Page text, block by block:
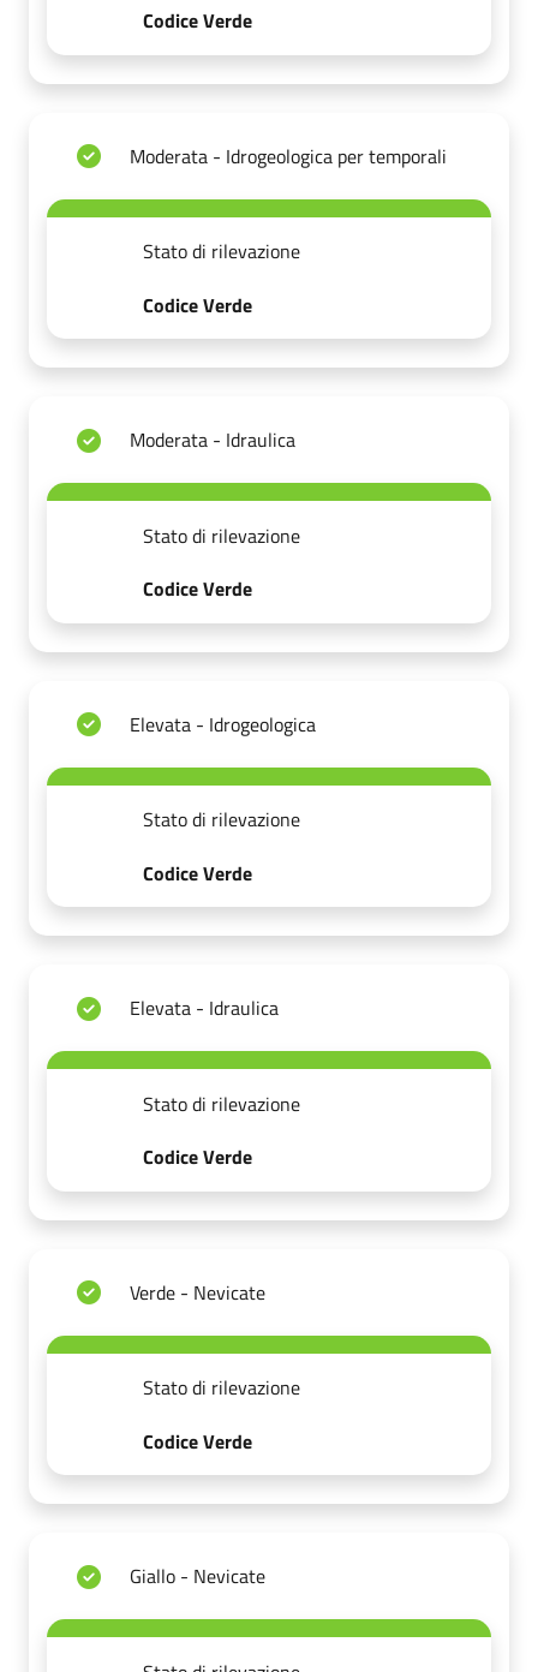
Codice Verde
Moderata - Idrogeologica per temporali
Stato di rilevazione
Codice Verde
Moderata - Idraulica
Stato di rilevazione
Codice Verde
Elevata - Idrogeologica
Stato di rilevazione
Codice Verde
Elevata - Idraulica
Stato di rilevazione
Codice Verde
Verde - Nevicate
Stato di rilevazione
Codice Verde
Giallo - Nevicate